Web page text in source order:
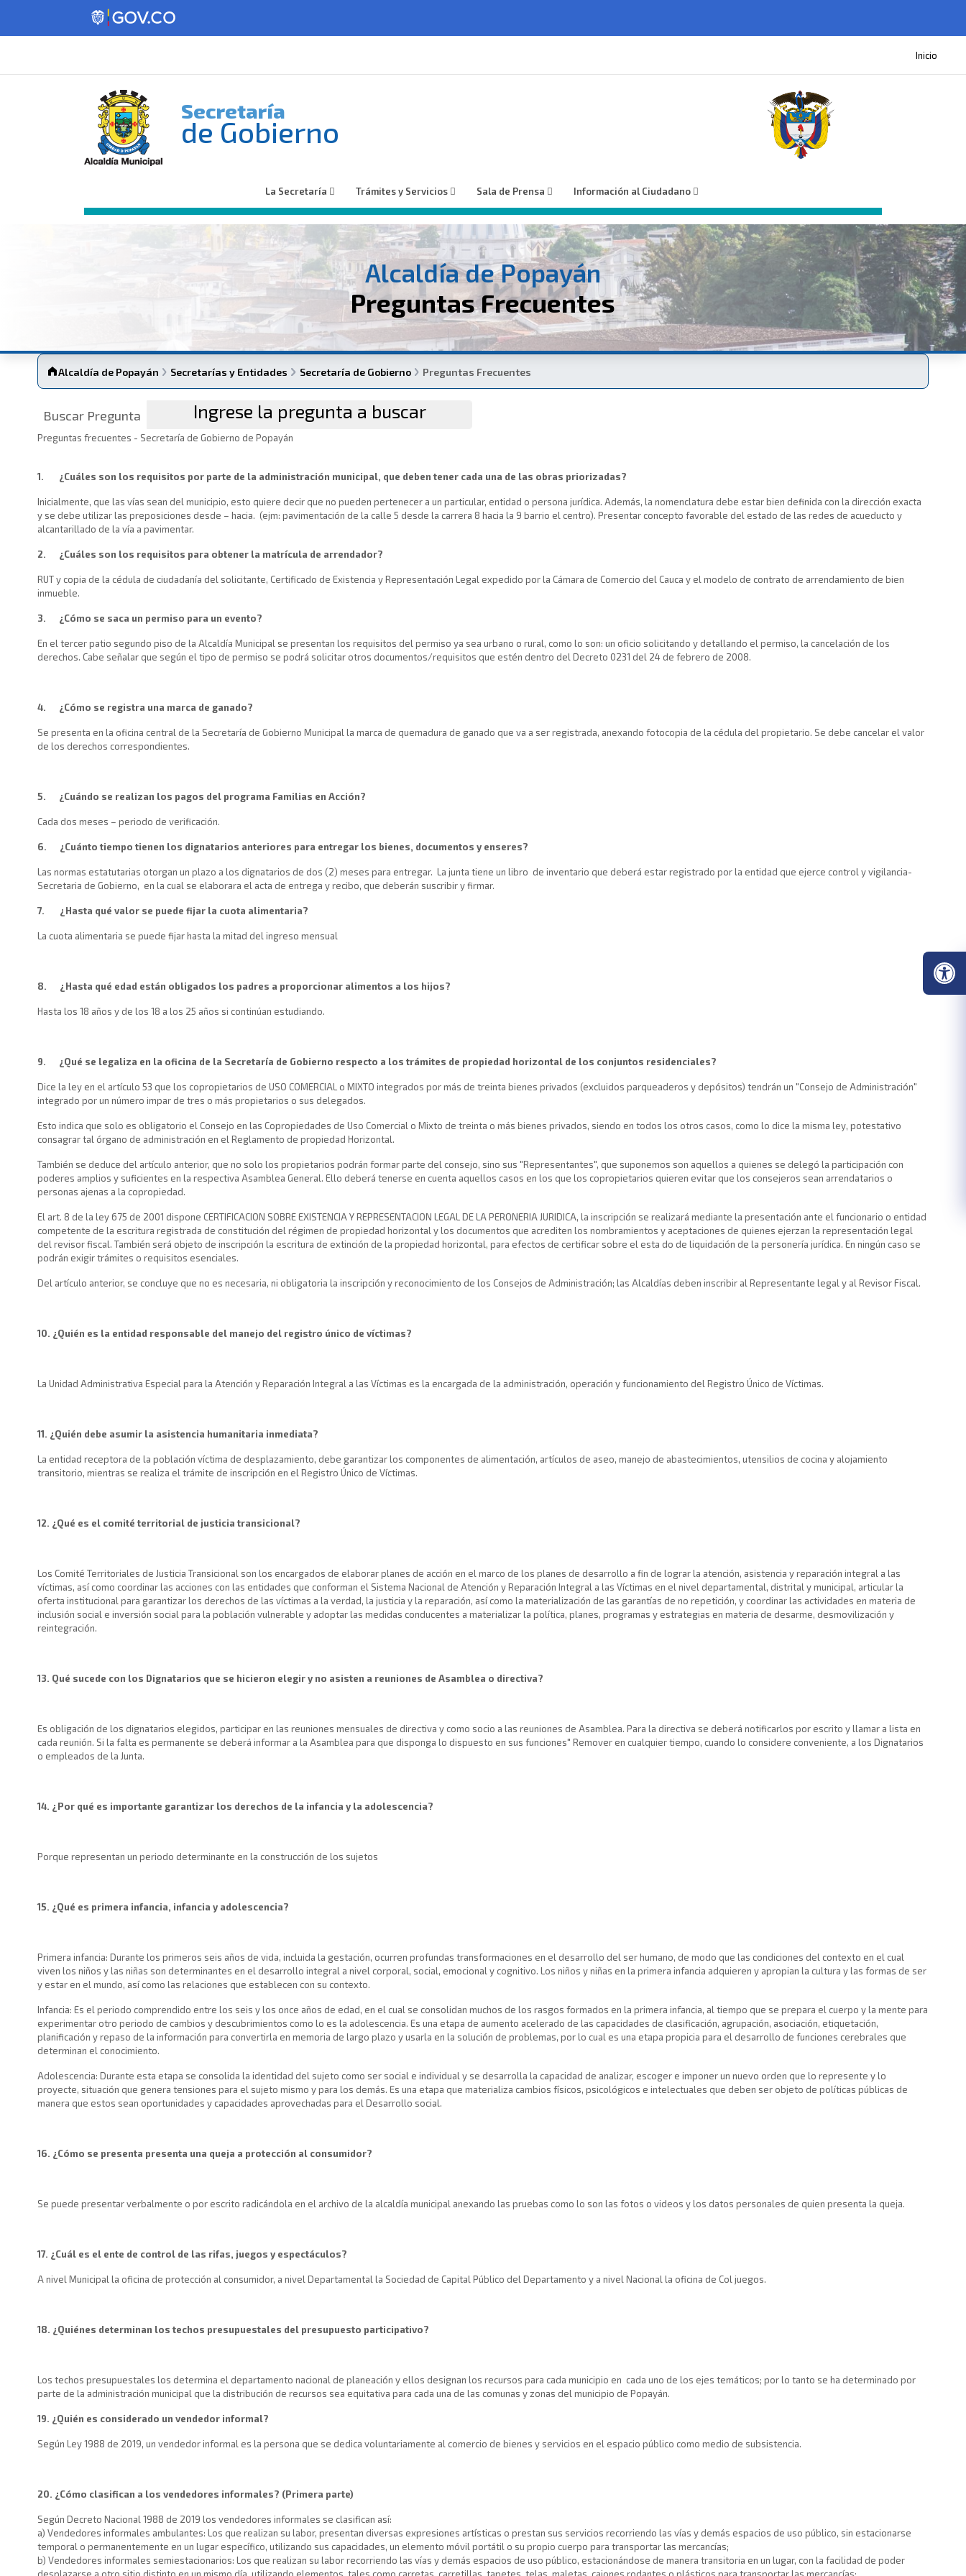
Inicio
Secretaría
de Gobierno
La Secretaría Trámites y Servicios Sala de Prensa Información al Ciudadano
Alcaldía de Popayán
Preguntas Frecuentes
Alcaldía de Popayán Secretarías y Entidades Secretaría de Gobierno Preguntas Frecuentes
Buscar Pregunta
​Preguntas frecuentes - Secretaría de Gobierno de Popayán
1. ¿Cuáles son los requisitos por parte de la administración municipal, que deben tener cada una de las obras priorizadas?
Inicialmente, que las vías sean del municipio, esto quiere decir que no pueden pertenecer a un particular, entidad o persona jurídica. Además, la nomenclatura debe estar bien definida con la dirección exacta
y se debe utilizar las preposiciones desde – hacia. (ejm: pavimentación de la calle 5 desde la carrera 8 hacia la 9 barrio el centro). Presentar concepto favorable del estado de las redes de acueducto y
alcantarillado de la vía a pavimentar.
2. ¿Cuáles son los requisitos para obtener la matrícula de arrendador?
RUT y copia de la cédula de ciudadanía del solicitante, Certificado de Existencia y Representación Legal expedido por la Cámara de Comercio del Cauca y el modelo de contrato de arrendamiento de bien
inmueble.
3. ¿Cómo se saca un permiso para un evento?
En el tercer patio segundo piso de la Alcaldía Municipal se presentan los requisitos del permiso ya sea urbano o rural, como lo son: un oficio solicitando y detallando el permiso, la cancelación de los
derechos. Cabe señalar que según el tipo de permiso se podrá solicitar otros documentos/requisitos que estén dentro del Decreto 0231 del 24 de febrero de 2008.
4. ¿Cómo se registra una marca de ganado?
Se presenta en la oficina central de la Secretaría de Gobierno Municipal la marca de quemadura de ganado que va a ser registrada, anexando fotocopia de la cédula del propietario. Se debe cancelar el valor
de los derechos correspondientes.
5. ¿Cuándo se realizan los pagos del programa Familias en Acción?
Cada dos meses – periodo de verificación.
6. ¿Cuánto tiempo tienen los dignatarios anteriores para entregar los bienes, documentos y enseres?
Las normas estatutarias otorgan un plazo a los dignatarios de dos (2) meses para entregar. La junta tiene un libro de inventario que deberá estar registrado por la entidad que ejerce control y vigilancia-
Secretaria de Gobierno, en la cual se elaborara el acta de entrega y recibo, que deberán suscribir y firmar.
7. ¿Hasta qué valor se puede fijar la cuota alimentaria?
La cuota alimentaria se puede fijar hasta la mitad del ingreso mensual
8. ¿Hasta qué edad están obligados los padres a proporcionar alimentos a los hijos?
Hasta los 18 años y de los 18 a los 25 años si continúan estudiando.
9. ¿Qué se legaliza en la oficina de la Secretaría de Gobierno respecto a los trámites de propiedad horizontal de los conjuntos residenciales?
Dice la ley en el artículo 53 que los copropietarios de USO COMERCIAL o MIXTO integrados por más de treinta bienes privados (excluidos parqueaderos y depósitos) tendrán un "Consejo de Administración"
integrado por un número impar de tres o más propietarios o sus delegados.
Esto indica que solo es obligatorio el Consejo en las Copropiedades de Uso Comercial o Mixto de treinta o más bienes privados, siendo en todos los otros casos, como lo dice la misma ley, potestativo
consagrar tal órgano de administración en el Reglamento de propiedad Horizontal.
También se deduce del artículo anterior, que no solo los propietarios podrán formar parte del consejo, sino sus "Representantes", que suponemos son aquellos a quienes se delegó la participación con
poderes amplios y suficientes en la respectiva Asamblea General. Ello deberá tenerse en cuenta aquellos casos en los que los copropietarios quieren evitar que los consejeros sean arrendatarios o
personas ajenas a la copropiedad.
El art. 8 de la ley 675 de 2001 dispone CERTIFICACION SOBRE EXISTENCIA Y REPRESENTACION LEGAL DE LA PERONERIA JURIDICA, la inscripción se realizará mediante la presentación ante el funcionario o entidad
competente de la escritura registrada de constitución del régimen de propiedad horizontal y los documentos que acrediten los nombramientos y aceptaciones de quienes ejerzan la representación legal
del revisor fiscal. También será objeto de inscripción la escritura de extinción de la propiedad horizontal, para efectos de certificar sobre el esta do de liquidación de la personería jurídica. En ningún caso se
podrán exigir trámites o requisitos esenciales.
Del artículo anterior, se concluye que no es necesaria, ni obligatoria la inscripción y reconocimiento de los Consejos de Administración; las Alcaldías deben inscribir al Representante legal y al Revisor Fiscal.
10. ¿Quién es la entidad responsable del manejo del registro único de víctimas?
La Unidad Administrativa Especial para la Atención y Reparación Integral a las Víctimas es la encargada de la administración, operación y funcionamiento del Registro Único de Víctimas.
11. ¿Quién debe asumir la asistencia humanitaria inmediata?
La entidad receptora de la población víctima de desplazamiento, debe garantizar los componentes de alimentación, artículos de aseo, manejo de abastecimientos, utensilios de cocina y alojamiento
transitorio, mientras se realiza el trámite de inscripción en el Registro Único de Víctimas.
12. ¿Qué es el comité territorial de justicia transicional?
Los Comité Territoriales de Justicia Transicional son los encargados de elaborar planes de acción en el marco de los planes de desarrollo a fin de lograr la atención, asistencia y reparación integral a las
víctimas, así como coordinar las acciones con las entidades que conforman el Sistema Nacional de Atención y Reparación Integral a las Víctimas en el nivel departamental, distrital y municipal, articular la
oferta institucional para garantizar los derechos de las víctimas a la verdad, la justicia y la reparación, así como la materialización de las garantías de no repetición, y coordinar las actividades en materia de
inclusión social e inversión social para la población vulnerable y adoptar las medidas conducentes a materializar la política, planes, programas y estrategias en materia de desarme, desmovilización y
reintegración.
13. Qué sucede con los Dignatarios que se hicieron elegir y no asisten a reuniones de Asamblea o directiva?
Es obligación de los dignatarios elegidos, participar en las reuniones mensuales de directiva y como socio a las reuniones de Asamblea. Para la directiva se deberá notificarlos por escrito y llamar a lista en
cada reunión. Si la falta es permanente se deberá informar a la Asamblea para que disponga lo dispuesto en sus funciones" Remover en cualquier tiempo, cuando lo considere conveniente, a los Dignatarios
o empleados de la Junta.
14. ¿Por qué es importante garantizar los derechos de la infancia y la adolescencia?
Porque representan un periodo determinante en la construcción de los sujetos
15. ¿Qué es primera infancia, infancia y adolescencia?
Primera infancia: Durante los primeros seis años de vida, incluida la gestación, ocurren profundas transformaciones en el desarrollo del ser humano, de modo que las condiciones del contexto en el cual
viven los niños y las niñas son determinantes en el desarrollo integral a nivel corporal, social, emocional y cognitivo. Los niños y niñas en la primera infancia adquieren y apropian la cultura y las formas de ser
y estar en el mundo, así como las relaciones que establecen con su contexto.
Infancia: Es el periodo comprendido entre los seis y los once años de edad, en el cual se consolidan muchos de los rasgos formados en la primera infancia, al tiempo que se prepara el cuerpo y la mente para
experimentar otro periodo de cambios y descubrimientos como lo es la adolescencia. Es una etapa de aumento acelerado de las capacidades de clasificación, agrupación, asociación, etiquetación,
planificación y repaso de la información para convertirla en memoria de largo plazo y usarla en la solución de problemas, por lo cual es una etapa propicia para el desarrollo de funciones cerebrales que
determinan el conocimiento.
Adolescencia: Durante esta etapa se consolida la identidad del sujeto como ser social e individual y se desarrolla la capacidad de analizar, escoger e imponer un nuevo orden que lo represente y lo
proyecte, situación que genera tensiones para el sujeto mismo y para los demás. Es una etapa que materializa cambios físicos, psicológicos e intelectuales que deben ser objeto de políticas públicas de
manera que estos sean oportunidades y capacidades aprovechadas para el Desarrollo social.
16. ¿Cómo se presenta presenta una queja a protección al consumidor?
Se puede presentar verbalmente o por escrito radicándola en el archivo de la alcaldía municipal anexando las pruebas como lo son las fotos o videos y los datos personales de quien presenta la queja.
17. ¿Cuál es el ente de control de las rifas, juegos y espectáculos?
A nivel Municipal la oficina de protección al consumidor, a nivel Departamental la Sociedad de Capital Público del Departamento y a nivel Nacional la oficina de Col juegos.
18. ¿Quiénes determinan los techos presupuestales del presupuesto participativo?
Los techos presupuestales los determina el departamento nacional de planeación y ellos designan los recursos para cada municipio en cada uno de los ejes temáticos; por lo tanto se ha determinado por
parte de la administración municipal que la distribución de recursos sea equitativa para cada una de las comunas y zonas del municipio de Popayán.
19. ¿Quién es considerado un vendedor informal?
Según Ley 1988 de 2019, un vendedor informal es la persona que se dedica voluntariamente al comercio de bienes y servicios en el espacio público como medio de subsistencia.
20. ¿Cómo clasifican a los vendedores informales? (Primera parte)
Según Decreto Nacional 1988 de 2019 los vendedores informales se clasifican así:
a) Vendedores informales ambulantes: Los que realizan su labor, presentan diversas expresiones artísticas o prestan sus servicios recorriendo las vías y demás espacios de uso público, sin estacionarse
temporal o permanentemente en un lugar específico, utilizando sus capacidades, un elemento móvil portátil o su propio cuerpo para transportar las mercancías;
b) Vendedores informales semiestacionarios: Los que realizan su labor recorriendo las vías y demás espacios de uso público, estacionándose de manera transitoria en un lugar, con la facilidad de poder
desplazarse a otro sitio distinto en un mismo día, utilizando elementos, tales como carretas, carretillas, tapetes, telas, maletas, cajones rodantes o plásticos para transportar las mercancías;